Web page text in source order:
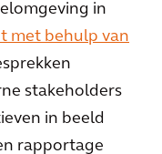
in
met behulp van
stakeholders
in beeld
rapportage